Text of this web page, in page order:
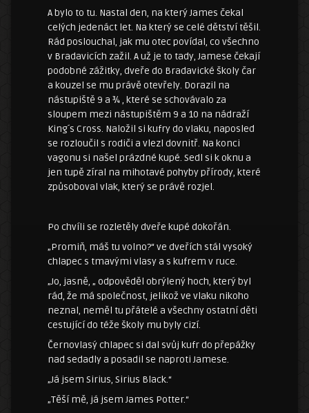
A bylo to tu. Nastal den, na který James čekal
celých jedenáct let. Na který se celé dětství těšil.
Rád poslouchal, jak mu otec povídal, co všechno
v Bradavicích zažil. A už je to tady, Jamese čekají
podobné zážitky, dveře do Bradavické školy čar
a kouzel se mu právě otevřely. Dorazil na
nástupiště 9 a ¾ , které se schovávalo za
sloupem mezi nástupištěm 9 a 10 na nádraží
King´s Cross. Naložil si kufry do vlaku, naposled
se rozloučil s rodiči a vlezl dovnitř. Na konci
vagonu si našel prázdné kupé. Sedl si k oknu a
jen tupě zíral na mihotavé pohyby přírody, které
způsoboval vlak, který se právě rozjel.
Po chvíli se rozletěly dveře kupé dokořán.
„Promiň, máš tu volno?“ ve dveřích stál vysoký
chlapec s tmavými vlasy a s kufrem v ruce.
„Jo, jasně, „ odpověděl obrýlený hoch, který byl
rád, že má společnost, jelikož ve vlaku nikoho
neznal, neměl tu přátelé a všechny ostatní děti
cestující do téže školy mu byly cizí.
Černovlasý chlapec si dal svůj kufr do přepážky
nad sedadly a posadil se naproti Jamese.
„Já jsem Sirius, Sirius Black.“
„Těší mě, já jsem James Potter.“